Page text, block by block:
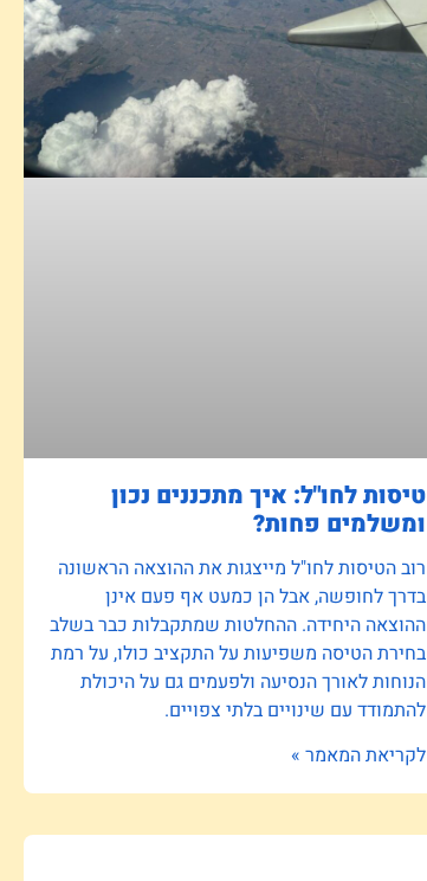
טיסות לחו"ל: איך מתכננים נכון
ומשלמים פחות?
רוב הטיסות לחו"ל מייצגות את ההוצאה הראשונה
בדרך לחופשה, אבל הן כמעט אף פעם אינן
ההוצאה היחידה. ההחלטות שמתקבלות כבר בשלב
בחירת הטיסה משפיעות על התקציב כולו, על רמת
הנוחות לאורך הנסיעה ולפעמים גם על היכולת
להתמודד עם שינויים בלתי צפויים.
לקריאת המאמר »